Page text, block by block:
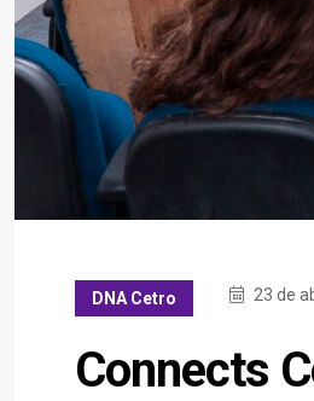
DNA Cetro 23 de
Connects